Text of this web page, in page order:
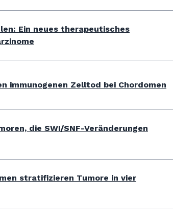
Ein neues therapeutisches
Zelltod bei Chordomen
die SWI/SNF-Veränderungen
stratifizieren Tumore in vier